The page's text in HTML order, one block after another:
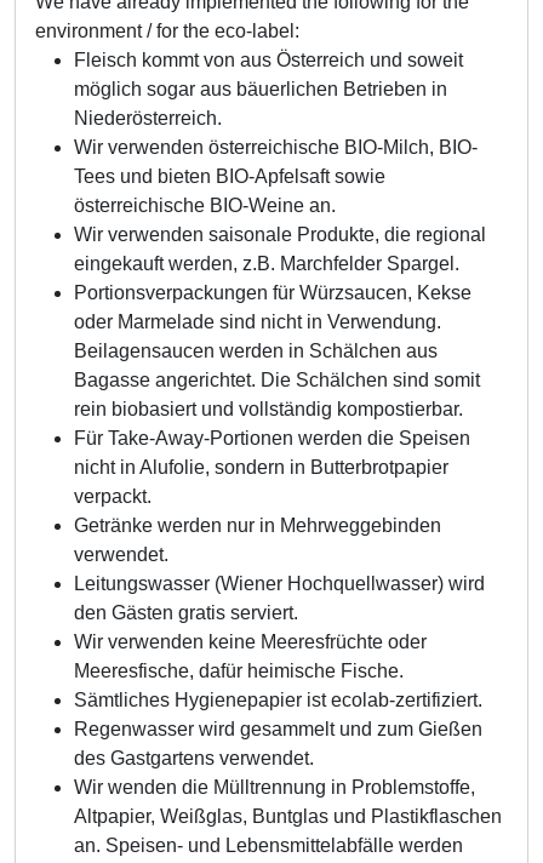
environment / for the eco-label:
Fleisch kommt von aus Österreich und soweit
möglich sogar aus bäuerlichen Betrieben in
Niederösterreich.
Wir verwenden österreichische BIO-Milch, BIO-
Tees und bieten BIO-Apfelsaft sowie
österreichische BIO-Weine an.
Wir verwenden saisonale Produkte, die regional
eingekauft werden, z.B. Marchfelder Spargel.
Portionsverpackungen für Würzsaucen, Kekse
oder Marmelade sind nicht in Verwendung.
Beilagensaucen werden in Schälchen aus
Bagasse angerichtet. Die Schälchen sind somit
rein biobasiert und vollständig kompostierbar.
Für Take-Away-Portionen werden die Speisen
nicht in Alufolie, sondern in Butterbrotpapier
verpackt.
Getränke werden nur in Mehrweggebinden
verwendet.
Leitungswasser (Wiener Hochquellwasser) wird
den Gästen gratis serviert.
Wir verwenden keine Meeresfrüchte oder
Meeresfische, dafür heimische Fische.
Sämtliches Hygienepapier ist ecolab-zertifiziert.
Regenwasser wird gesammelt und zum Gießen
des Gastgartens verwendet.
Wir wenden die Mülltrennung in Problemstoffe,
Altpapier, Weißglas, Buntglas und Plastikflaschen
an. Speisen- und Lebensmittelabfälle werden